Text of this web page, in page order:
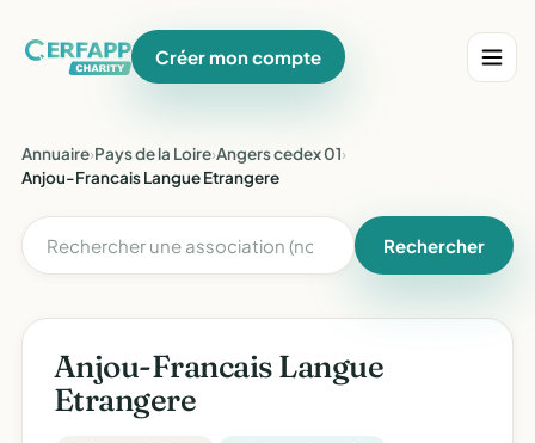
Créer mon compte
Annuaire›Pays de la Loire›Angers cedex 01›
Anjou-Francais Langue Etrangere
Rechercher
Anjou-Francais Langue
Etrangere